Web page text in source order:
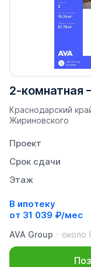
2-комнатная
Краснодарский
Жириновского
Проект
Срок сдачи
Этаж
В ипотеку
от 31 039 ₽/мес
AVA Group
около